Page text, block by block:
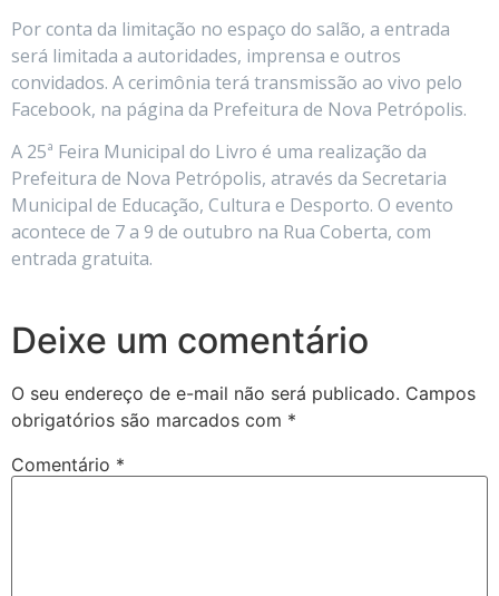
Por conta da limitação no espaço do salão, a entrada
será limitada a autoridades, imprensa e outros
convidados. A cerimônia terá transmissão ao vivo pelo
Facebook, na página da Prefeitura de Nova Petrópolis.
A 25ª Feira Municipal do Livro é uma realização da
Prefeitura de Nova Petrópolis, através da Secretaria
Municipal de Educação, Cultura e Desporto. O evento
acontece de 7 a 9 de outubro na Rua Coberta, com
entrada gratuita.
Deixe um comentário
O seu endereço de e-mail não será publicado. Campos
obrigatórios são marcados com *
Comentário *